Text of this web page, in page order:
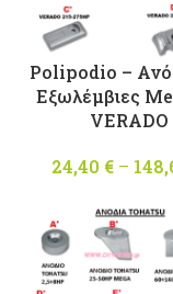
Polipodio –
Εξωλέμβιες
VERADO
24,40 € –